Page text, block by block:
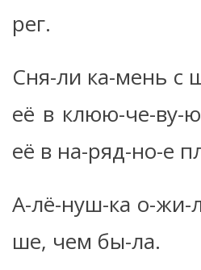
рег.
Сня-ли ка-мень с
её в клюю-че-ву-
её в на-ряд-но-е
А-лё-нуш-ка о-жи-
ше, чем бы-ла.